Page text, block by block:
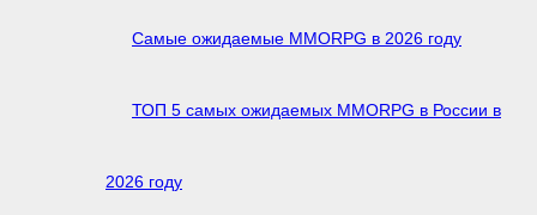
Самые ожидаемые MMORPG в 2026 году
ТОП 5 самых ожидаемых MMORPG в России в
2026 году